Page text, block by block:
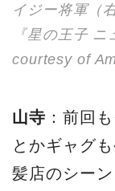
イジー将軍（右
『星の王子
courtesy of
山寺 ：前回
とかギャグ
髪店のシー